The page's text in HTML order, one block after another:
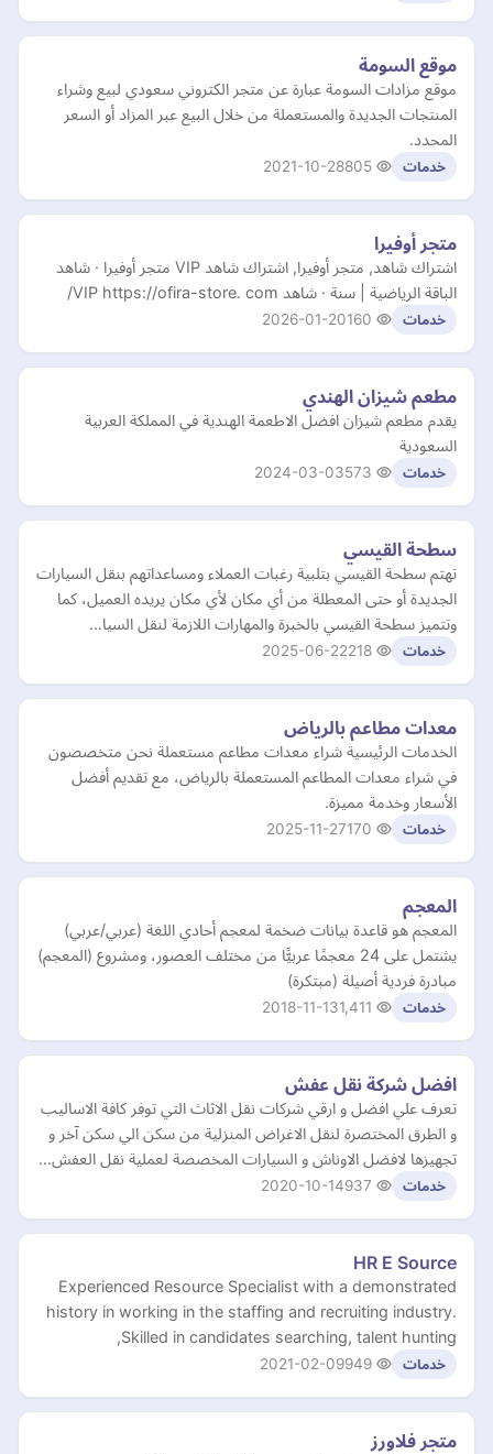
موقع السومة
موقع مزادات السومة عبارة عن متجر الكتروني سعودي لبيع وشراء
المنتجات الجديدة والمستعملة من خلال البيع عبر المزاد أو السعر
المحدد.
خدمات 2021-10-28
متجر أوفيرا
اشتراك شاهد, متجر أوفيرا, اشتراك شاهد VIP متجر أوفيرا · شاهد
الباقة الرياضية | سنة · شاهد VIP https://ofira-store. com/
خدمات 2026-01-20
مطعم شيزان الهندي
يقدم مطعم شيزان افضل الاطعمة الهندية في المملكة العربية
السعودية
خدمات 2024-03-03
سطحة القيسي
تهتم سطحة القيسي بتلبية رغبات العملاء ومساعداتهم بنقل السيارات
الجديدة أو حتى المعطلة من أي مكان لأي مكان يريده العميل، كما
وتتميز سطحة القيسي بالخبرة والمهارات اللازمة لنقل السيا…
خدمات 2025-06-22
معدات مطاعم بالرياض
الخدمات الرئيسية شراء معدات مطاعم مستعملة نحن متخصصون
في شراء معدات المطاعم المستعملة بالرياض، مع تقديم أفضل
الأسعار وخدمة مميزة.
خدمات 2025-11-27
المعجم
المعجم هو قاعدة بيانات ضخمة لمعجم أحادي اللغة (عربي/عربي)
يشتمل على 24 معجمًا عربيًّا من مختلف العصور، ومشروع (المعجم)
مبادرة فردية أصيلة (مبتكرة)
خدمات 2018-11-13
افضل شركة نقل عفش
تعرف علي افضل و ارقي شركات نقل الاثاث التي توفر كافة الاساليب
و الطرق المختصرة لنقل الاغراض المنزلية من سكن الي سكن آخر و
تجهيزها لافضل الاوناش و السيارات المخصصة لعملية نقل العفش…
خدمات 2020-10-14
HR E Source
Experienced Resource Specialist with a demonstrated
history in working in the staffing and recruiting industry.
Skilled in candidates searching, talent hunting,
خدمات 2021-02-09
متجر فلاورز